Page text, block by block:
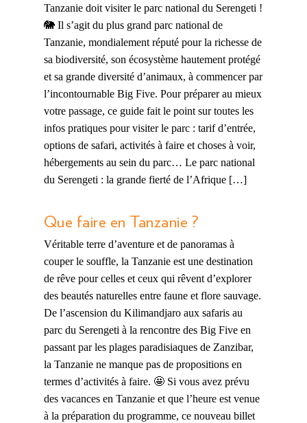
Tanzanie doit visiter le parc national du Serengeti !
🐘 Il s’agit du plus grand parc national de
Tanzanie, mondialement réputé pour la richesse de
sa biodiversité, son écosystème hautement protégé
et sa grande diversité d’animaux, à commencer par
l’incontournable Big Five. Pour préparer au mieux
votre passage, ce guide fait le point sur toutes les
infos pratiques pour visiter le parc : tarif d’entrée,
options de safari, activités à faire et choses à voir,
hébergements au sein du parc… Le parc national
du Serengeti : la grande fierté de l’Afrique […]
Que faire en Tanzanie ?
Véritable terre d’aventure et de panoramas à
couper le souffle, la Tanzanie est une destination
de rêve pour celles et ceux qui rêvent d’explorer
des beautés naturelles entre faune et flore sauvage.
De l’ascension du Kilimandjaro aux safaris au
parc du Serengeti à la rencontre des Big Five en
passant par les plages paradisiaques de Zanzibar,
la Tanzanie ne manque pas de propositions en
termes d’activités à faire. 🤩 Si vous avez prévu
des vacances en Tanzanie et que l’heure est venue
à la préparation du programme, ce nouveau billet